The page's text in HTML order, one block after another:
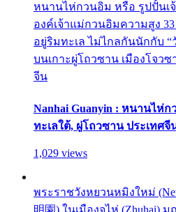
หนานไห่กวนอิม หรือ รูปปั้นเ
องค์เจ้าแม่กวนอิมความสูง
อยู่ริมทะเล ไม่ไกลกันนักกับ
บนเกาะผู่โถวซาน เมืองโจว
จีน
Nanhai Guanyin : หนานไห่
ทะเลใต้, ผู่โถวซาน ประเทศจี
1,029 views
พระราชวังหยวนหมิงใหม่
明園) ในเมืองจูไห่ (Zhuhai)